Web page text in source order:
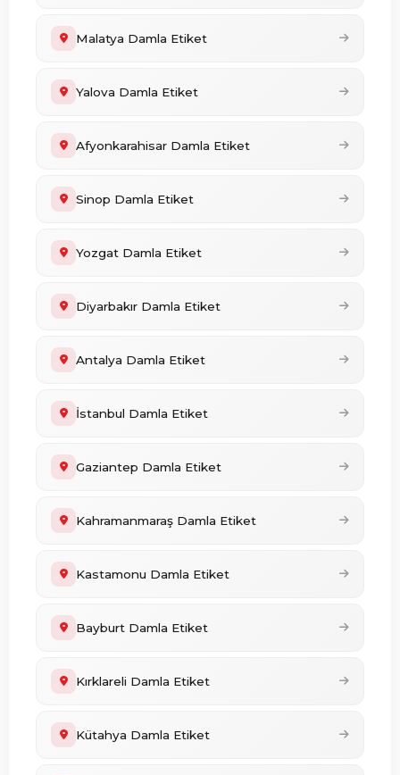
Malatya Damla Etiket
Yalova Damla Etiket
Afyonkarahisar Damla Etiket
Sinop Damla Etiket
Yozgat Damla Etiket
Diyarbakır Damla Etiket
Antalya Damla Etiket
İstanbul Damla Etiket
Gaziantep Damla Etiket
Kahramanmaraş Damla Etiket
Kastamonu Damla Etiket
Bayburt Damla Etiket
Kırklareli Damla Etiket
Kütahya Damla Etiket